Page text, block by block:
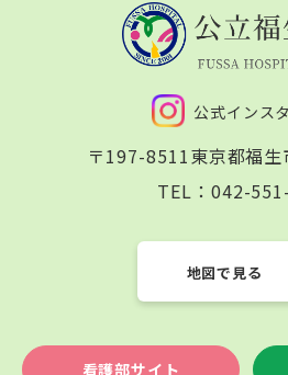
公式インス
〒197-8511東京都福
TEL： 042-
地図で見る
看護部サイト